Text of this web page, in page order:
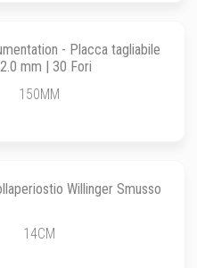
- Placca tagliabile
mm | 30 Fori
150MM
Willinger Smusso
14CM